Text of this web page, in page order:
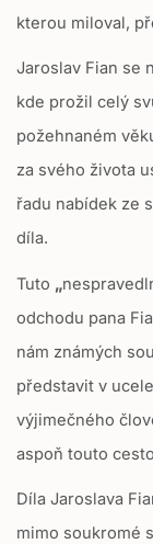
t
r
e
u
r
_
r
c
e
kterou miloval,
Jaroslav Fian se
kde prožil celý
požehnaném
za svého života
řadu nabídek ze
díla.
Tuto „
odchodu pana
nám známých
představit v
výjimečného
aspoň touto
Díla Jaroslava
mimo soukromé